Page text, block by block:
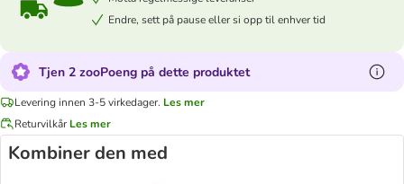
Endre, sett på pause eller si opp til enhver tid
Tjen 2 zooPoeng på dette produktet
Levering innen 3-5 virkedager. Les mer
Returvilkår Les mer
Kombiner den med